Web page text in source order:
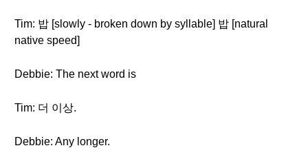
Tim: 밥 [slowly - broken down by syllable] 밥 [natural
native speed]
Debbie: The next word is
Tim: 더 이상.
Debbie: Any longer.